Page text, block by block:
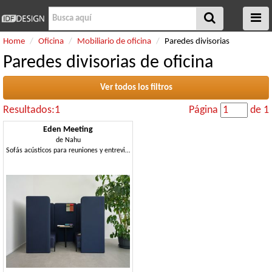
Home Oficina Mobiliario de oficina Paredes divisorias
Paredes divisorias de oficina
Ver todos los filtros
Resultados:1 Página de 1
Eden Meeting
de Nahu
Sofás acústicos para reuniones y entrevistas de trabajo